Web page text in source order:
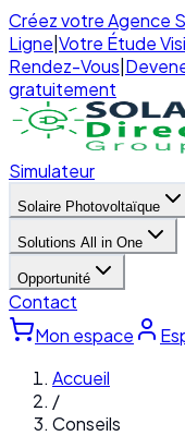
Créez votre Agence
Ligne Votre Étude
Rendez-Vous
gratuitement
Simulateur
Solaire Photovoltaïque
Solutions All in One
Opportunité
Contact
Mon espace
Accueil
/
Conseils